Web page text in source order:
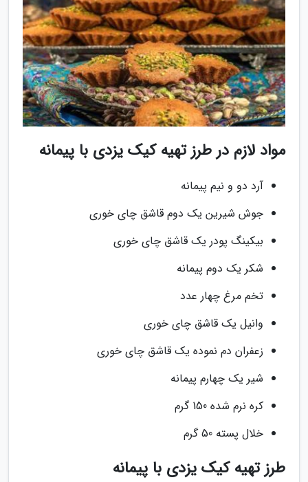
مواد لازم در طرز تهیه کیک یزدی با پیمانه
آرد دو و نیم پیمانه
جوش شیرین یک دوم قاشق چای خوری
بیکینگ پودر یک قاشق چای خوری
شکر یک دوم پیمانه
تخم مرغ چهار عدد
وانیل یک قاشق چای خوری
زعفران دم نموده یک قاشق چای خوری
شیر یک چهارم پیمانه
کره نرم شده 150 گرم
خلال پسته 50 گرم
طرز تهیه کیک یزدی با پیمانه